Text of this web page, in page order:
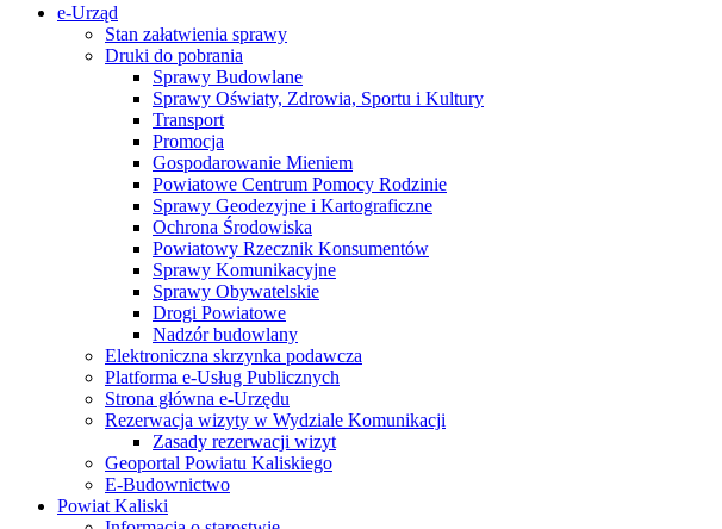
e-Urząd
Stan załatwienia sprawy
Druki do pobrania
Sprawy Budowlane
Sprawy Oświaty, Zdrowia, Sportu i Kultury
Transport
Promocja
Gospodarowanie Mieniem
Powiatowe Centrum Pomocy Rodzinie
Sprawy Geodezyjne i Kartograficzne
Ochrona Środowiska
Powiatowy Rzecznik Konsumentów
Sprawy Komunikacyjne
Sprawy Obywatelskie
Drogi Powiatowe
Nadzór budowlany
Elektroniczna skrzynka podawcza
Platforma e-Usług Publicznych
Strona główna e-Urzędu
Rezerwacja wizyty w Wydziale Komunikacji
Zasady rezerwacji wizyt
Geoportal Powiatu Kaliskiego
E-Budownictwo
Powiat Kaliski